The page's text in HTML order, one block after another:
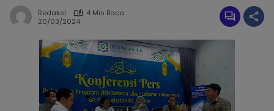
Redaksi
4 Min Baca
20/03/2024